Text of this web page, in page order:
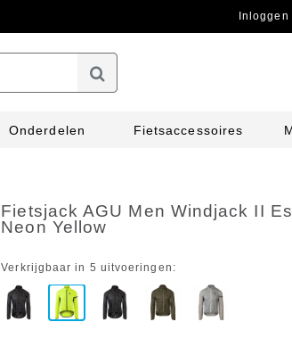
Inloggen
Onderdelen Fietsaccessoires
Fietsjack AGU Men Windjack II
Neon Yellow
Verkrijgbaar in 5 uitvoeringen: